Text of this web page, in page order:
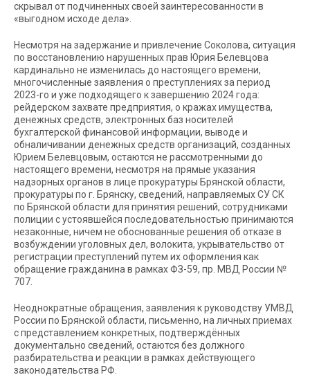
скрывал от подчиненных своей заинтересованности в
«выгодном исходе дела».
Несмотря на задержание и привлечение Соколова, ситуация
по восстановлению нарушенных прав Юрия Белевцова
кардинально не изменилась до настоящего времени,
многочисленные заявления о преступлениях за период
2023-го и уже подходящего к завершению 2024 года:
рейдерском захвате предприятия, о кражах имущества,
денежных средств, электронных баз носителей
бухгалтерской финансовой информации, выводе и
обналичивании денежных средств организаций, созданных
Юрием Белевцовым, остаются не рассмотренными до
настоящего времени, несмотря на прямые указания
надзорных органов в лице прокуратуры Брянской области,
прокуратуры по г. Брянску, сведений, направляемых СУ СК
по Брянской области для принятия решений, сотрудниками
полиции с устоявшейся последовательностью принимаются
незаконные, ничем не обоснованные решения об отказе в
возбуждении уголовных дел, волокита, укрывательство от
регистрации преступлений путем их оформления как
обращение гражданина в рамках ФЗ-59, пр. МВД России №
707.
Неоднократные обращения, заявления к руководству УМВД
России по Брянской области, письменно, на личных приемах
с представлением конкретных, подтверждённых
документально сведений, остаются без должного
разбирательства и реакции в рамках действующего
законодательства РФ.